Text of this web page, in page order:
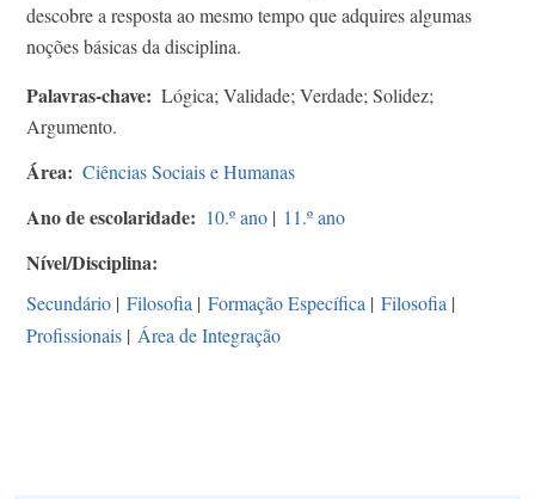
descobre a resposta ao mesmo tempo que adquires algumas
noções básicas da disciplina.
Palavras-chave
Lógica; Validade; Verdade; Solidez;
Argumento.
Área Ciências Sociais e Humanas
Ano de escolaridade 10.º ano | 11.º ano
Nível/Disciplina
Secundário | Filosofia | Formação Específica | Filosofia |
Profissionais | Área de Integração